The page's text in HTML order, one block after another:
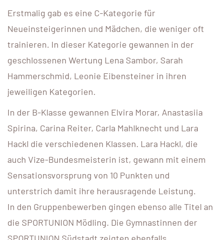
Erstmalig gab es eine C-Kategorie für
Neueinsteigerinnen und Mädchen, die weniger oft
trainieren. In dieser Kategorie gewannen in der
geschlossenen Wertung Lena Sambor, Sarah
Hammerschmid, Leonie Eibensteiner in ihren
jeweiligen Kategorien.
In der B-Klasse gewannen Elvira Morar, Anastasiia
Spirina, Carina Reiter, Carla Mahlknecht und Lara
Hackl die verschiedenen Klassen. Lara Hackl, die
auch Vize-Bundesmeisterin ist, gewann mit einem
Sensationsvorsprung von 10 Punkten und
unterstrich damit ihre herausragende Leistung.
In den Gruppenbewerben gingen ebenso alle Titel an
die SPORTUNION Mödling. Die Gymnastinnen der